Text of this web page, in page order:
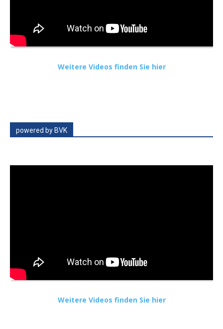
Weitere Videos finden Sie hier
powered by BVK
Weitere Videos finden Sie hier